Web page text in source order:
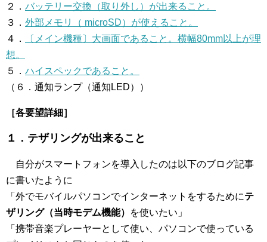
２． バッテリー交換（取り外し）が出来ること。
３． 外部メモリ（ microSD）が使えること。
４．
〔メイン機種〕大画面であること。横幅80mm以上が理
想。
５． ハイスペックであること。
（６．通知ランプ（通知LED））
［各要望詳細］
１．テザリングが出来ること
自分がスマートフォンを導入したのは以下のブログ記事
に書いたように
「外でモバイルパソコンでインターネットをするためにテ
ザリング（当時モデム機能）
を使いたい」
「携帯音楽プレーヤーとして使い、パソコンで使っている